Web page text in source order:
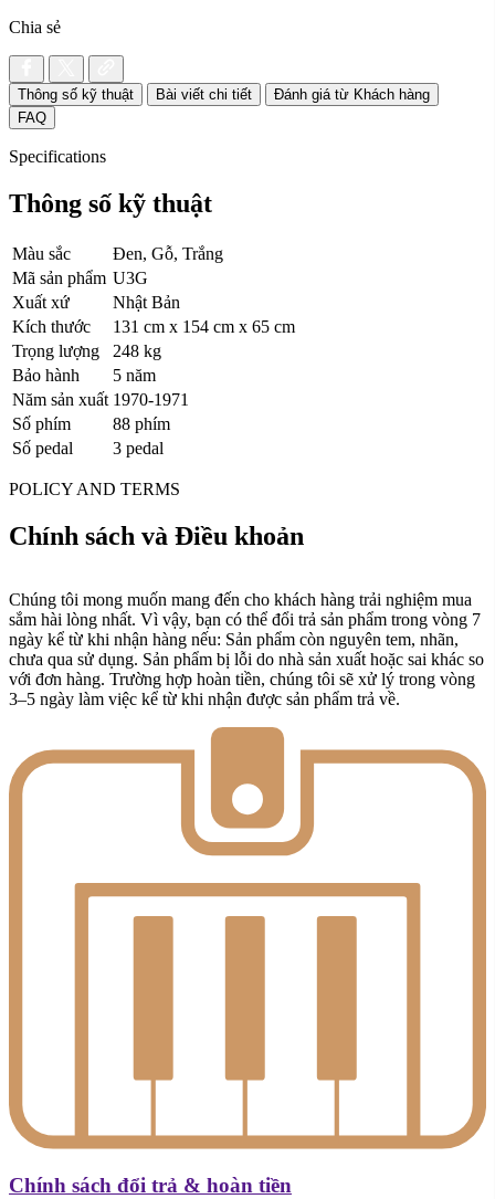
Chia sẻ
Thông số kỹ thuật Bài viết chi tiết
Đánh giá từ Khách hàng
FAQ
Specifications
Thông số kỹ thuật
Màu sắc
Đen, Gỗ, Trắng
Mã sản phẩm U3G
Xuất xứ
Nhật Bản
Kích thước
131 cm x 154 cm x 65 cm
Trọng lượng
248 kg
Bảo hành
5 năm
Năm sản xuất 1970-1971
Số phím
88 phím
Số pedal
3 pedal
POLICY AND TERMS
Chính sách và Điều khoản
Chúng tôi mong muốn mang đến cho khách hàng trải nghiệm mua
sắm hài lòng nhất. Vì vậy, bạn có thể đổi trả sản phẩm trong vòng 7
ngày kể từ khi nhận hàng nếu: Sản phẩm còn nguyên tem, nhãn,
chưa qua sử dụng. Sản phẩm bị lỗi do nhà sản xuất hoặc sai khác so
với đơn hàng. Trường hợp hoàn tiền, chúng tôi sẽ xử lý trong vòng
3–5 ngày làm việc kể từ khi nhận được sản phẩm trả về.
Chính sách đổi trả & hoàn tiền